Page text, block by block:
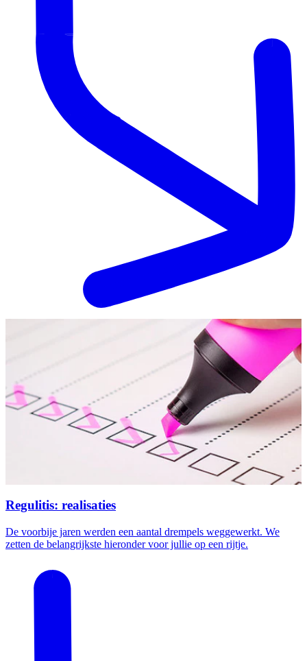
Regulitis: realisaties
De voorbije jaren werden een aantal drempels weggewerkt. We
zetten de belangrijkste hieronder voor jullie op een rijtje.